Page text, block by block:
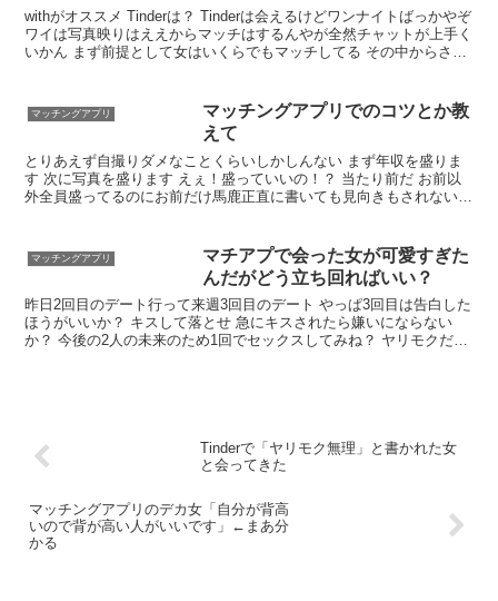
withがオススメ Tinderは？ Tinderは会えるけどワンナイトばっかやぞ
ワイは写真映りはええからマッチはするんやが全然チャットが上手く
いかん まず前提として女はいくらでもマッチしてる その中からさっ
マッチングアプリ
マッチングアプリでのコツとか教
えて
とりあえず自撮りダメなことくらいしかしんない まず年収を盛りま
す 次に写真を盛ります えぇ！盛っていいの！？ 当たり前だ お前以
外全員盛ってるのにお前だけ馬鹿正直に書いても見向きもされないぞ
マッチングアプリ
マチアプで会った女が可愛すぎた
んだがどう立ち回ればいい？
昨日2回目のデート行って来週3回目のデート やっぱ3回目は告白した
ほうがいいか？ キスして落とせ 急にキスされたら嫌いにならない
か？ 今後の2人の未来のため1回でセックスしてみね？ ヤリモクだと
Tinderで「ヤリモク無理」と書かれた女
と会ってきた
マッチングアプリのデカ女「自分が背高
いので背が高い人がいいです」←まあ分
かる